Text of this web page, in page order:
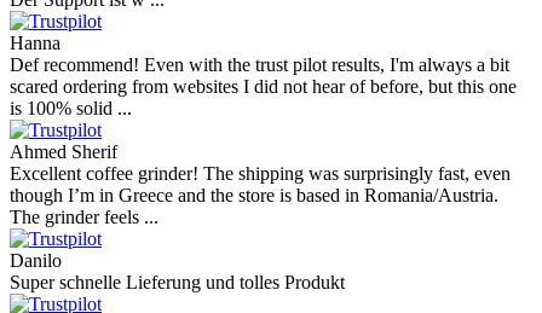
Hanna
Def recommend! Even with the trust pilot results, I'm always a bit
scared ordering from websites I did not hear of before, but this one
is 100% solid ...
Ahmed Sherif
Excellent coffee grinder! The shipping was surprisingly fast, even
though I’m in Greece and the store is based in Romania/Austria.
The grinder feels ...
Danilo
Super schnelle Lieferung und tolles Produkt